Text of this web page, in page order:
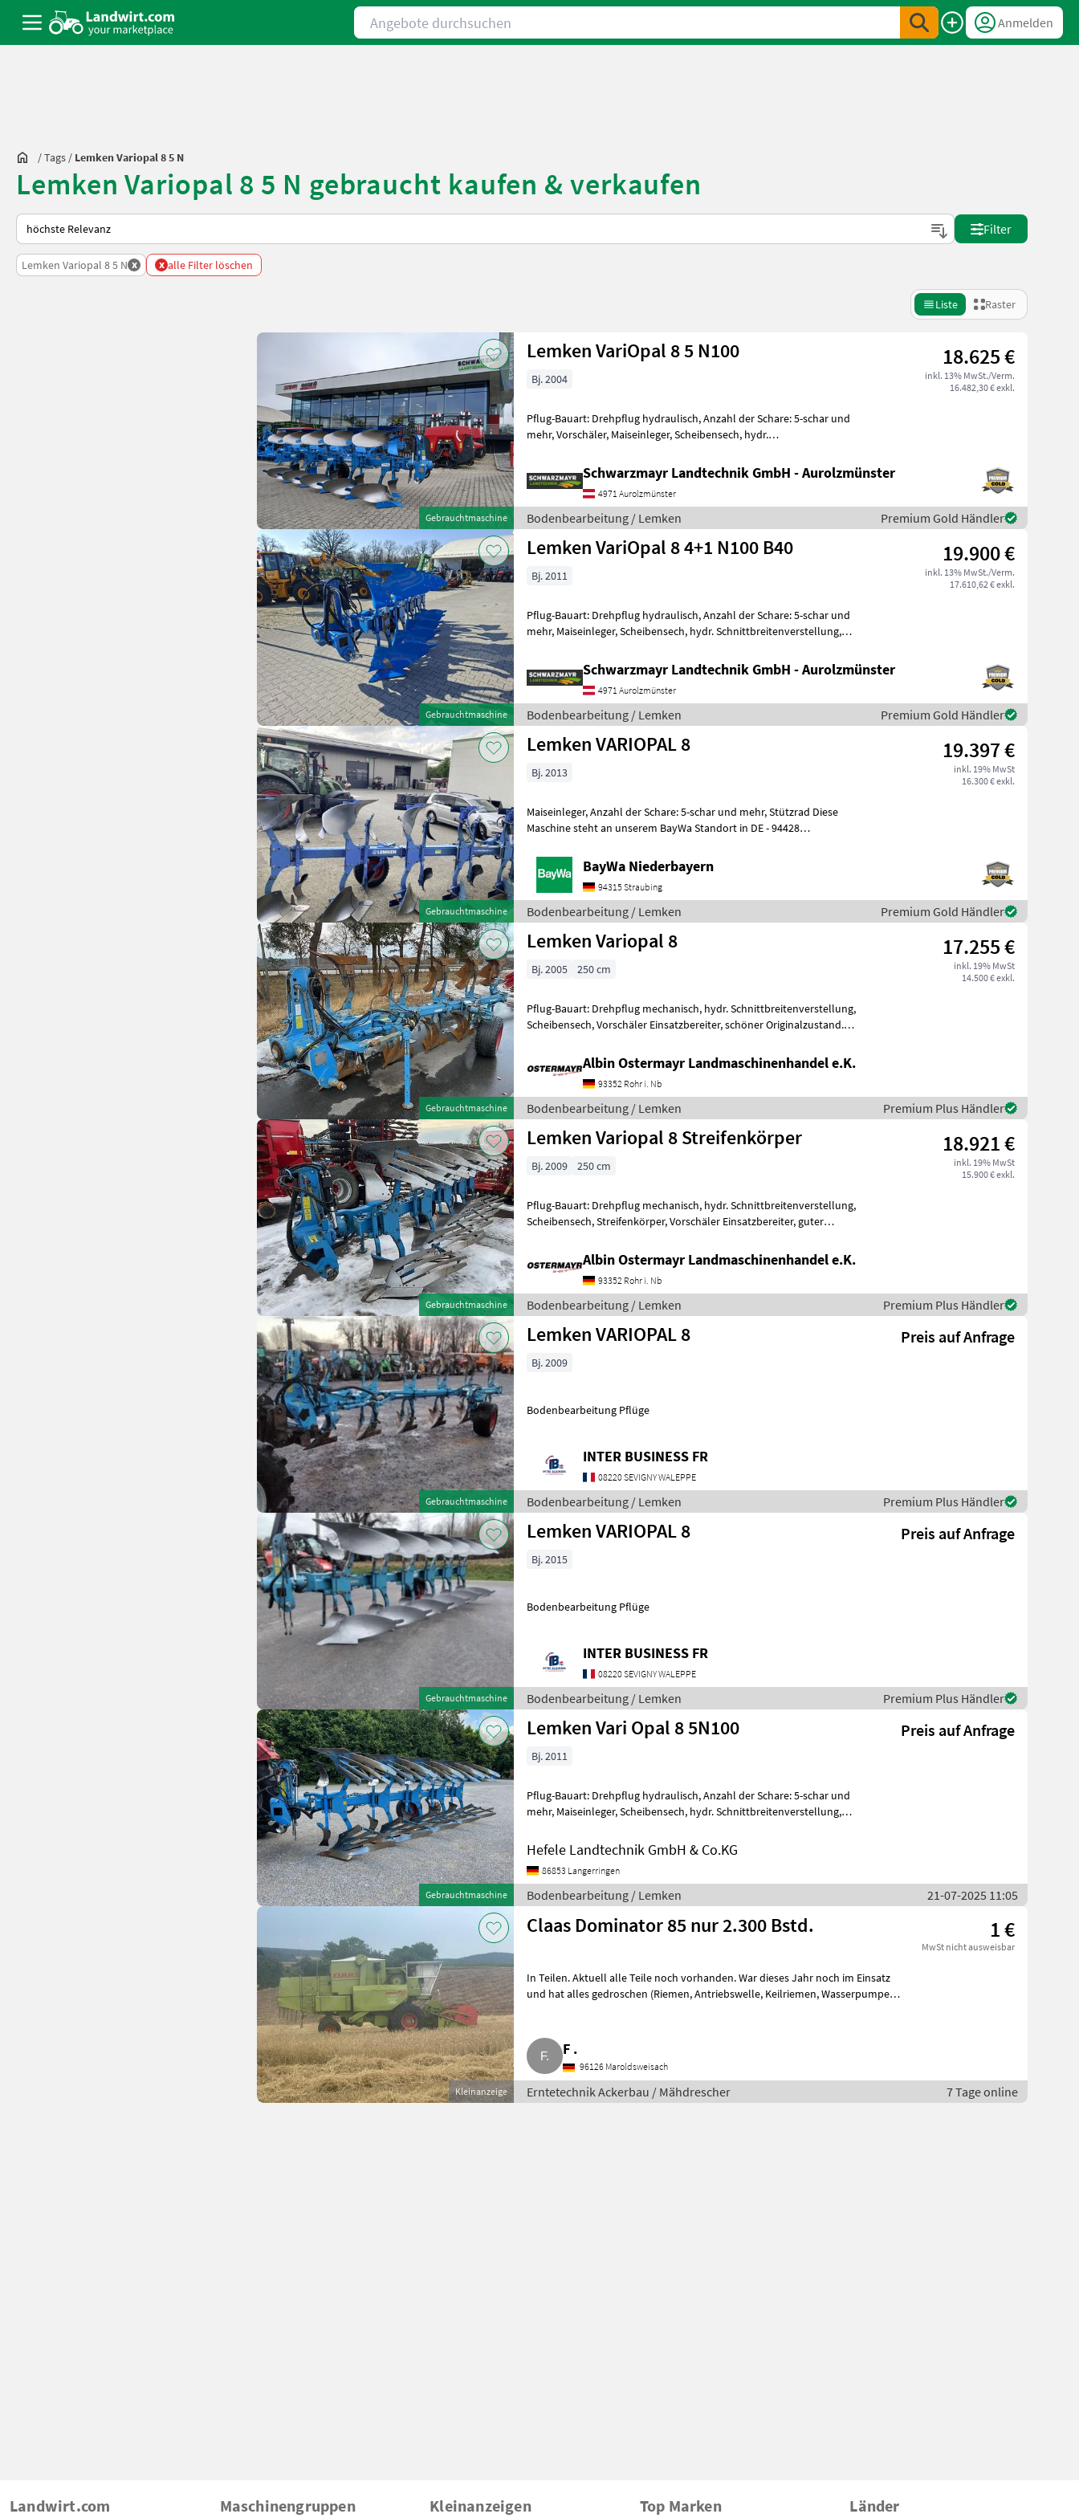
Angebote durchsuchen
Anmelden
/Tags / Lemken Variopal 8 5 N
Lemken Variopal 8 5 N gebraucht kaufen & verkaufen
So wird auf Landwirt.com sortiert
Filter
Lemken Variopal 8 5 N x x alle Filter löschen
Liste Raster
Gebrauchtmaschine
Lemken VariOpal 8 5 N100 18.625 €
inkl. 13% MwSt./Verm.
16.482,30 € exkl.
Bj. 2004
Pflug-Bauart: Drehpflug hydraulisch, Anzahl der Schare: 5-schar und
mehr, Vorschäler, Maiseinleger, Scheibensech, hydr.
Schwarzmayr Landtechnik GmbH - Aurolzmünster
4971 Aurolzmünster
Bodenbearbeitung / Lemken Premium Gold Händler
Gebrauchtmaschine
Lemken VariOpal 8 4+1 N100 B40 19.900 €
inkl. 13% MwSt./Verm.
17.610,62 € exkl.
Bj. 2011
Pflug-Bauart: Drehpflug hydraulisch, Anzahl der Schare: 5-schar und
mehr, Maiseinleger, Scheibensech, hydr. Schnittbreitenverstellung,
Schwarzmayr Landtechnik GmbH - Aurolzmünster
4971 Aurolzmünster
Bodenbearbeitung / Lemken Premium Gold Händler
Gebrauchtmaschine
Lemken VARIOPAL 8 19.397 €
inkl. 19% MwSt
16.300 € exkl.
Bj. 2013
Maiseinleger, Anzahl der Schare: 5-schar und mehr, Stützrad Diese
Maschine steht an unserem BayWa Standort in DE - 94428
BayWa Niederbayern
94315 Straubing
Bodenbearbeitung / Lemken Premium Gold Händler
Gebrauchtmaschine
Lemken Variopal 8 17.255 €
inkl. 19% MwSt
14.500 € exkl.
Bj. 2005 250 cm
Pflug-Bauart: Drehpflug mechanisch, hydr. Schnittbreitenverstellung,
Scheibensech, Vorschäler Einsatzbereiter, schöner Originalzustand.
Albin Ostermayr Landmaschinenhandel e.K.
93352 Rohr i. Nb
Bodenbearbeitung / Lemken Premium Plus Händler
Gebrauchtmaschine
Lemken Variopal 8 Streifenkörper 18.921 €
inkl. 19% MwSt
15.900 € exkl.
Bj. 2009 250 cm
Pflug-Bauart: Drehpflug mechanisch, hydr. Schnittbreitenverstellung,
Scheibensech, Streifenkörper, Vorschäler Einsatzbereiter, guter
Albin Ostermayr Landmaschinenhandel e.K.
93352 Rohr i. Nb
Bodenbearbeitung / Lemken Premium Plus Händler
Gebrauchtmaschine
Lemken VARIOPAL 8 Preis auf Anfrage
Bj. 2009
Bodenbearbeitung Pflüge
INTER BUSINESS FR
08220 SEVIGNY WALEPPE
Bodenbearbeitung / Lemken Premium Plus Händler
Gebrauchtmaschine
Lemken VARIOPAL 8 Preis auf Anfrage
Bj. 2015
Bodenbearbeitung Pflüge
INTER BUSINESS FR
08220 SEVIGNY WALEPPE
Bodenbearbeitung / Lemken Premium Plus Händler
Gebrauchtmaschine
Lemken Vari Opal 8 5N100 Preis auf Anfrage
Bj. 2011
Pflug-Bauart: Drehpflug hydraulisch, Anzahl der Schare: 5-schar und
mehr, Maiseinleger, Scheibensech, hydr. Schnittbreitenverstellung,
Hefele Landtechnik GmbH & Co.KG
86853 Langerringen
Bodenbearbeitung / Lemken 21-07-2025 11:05
Kleinanzeige
Claas Dominator 85 nur 2.300 Bstd. 1 €
MwSt nicht ausweisbar
In Teilen. Aktuell alle Teile noch vorhanden. War dieses Jahr noch im Einsatz
und hat alles gedroschen (Riemen, Antriebswelle, Keilriemen, Wasserpumpe
F .
96126 Maroldsweisach
Erntetechnik Ackerbau / Mähdrescher 7 Tage online
Landwirt.com Maschinengruppen Kleinanzeigen Top Marken Länder